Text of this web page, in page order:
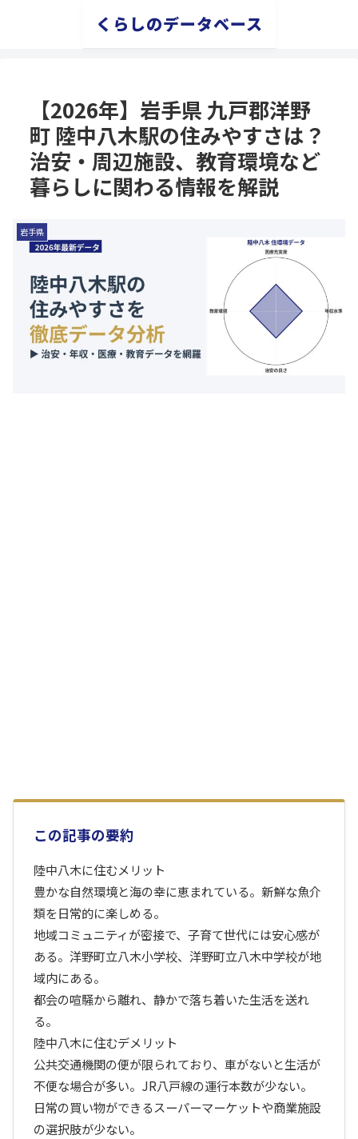
くらしのデータベース
【2026年】岩手県 九戸郡洋野
町 陸中八木駅の住みやすさは？
治安・周辺施設、教育環境など
暮らしに関わる情報を解説
岩手県
この記事の要約
陸中八木に住むメリット
豊かな自然環境と海の幸に恵まれている。新鮮な魚介
類を日常的に楽しめる。
地域コミュニティが密接で、子育て世代には安心感が
ある。洋野町立八木小学校、洋野町立八木中学校が地
域内にある。
都会の喧騒から離れ、静かで落ち着いた生活を送れ
る。
陸中八木に住むデメリット
公共交通機関の便が限られており、車がないと生活が
不便な場合が多い。JR八戸線の運行本数が少ない。
日常の買い物ができるスーパーマーケットや商業施設
の選択肢が少ない。